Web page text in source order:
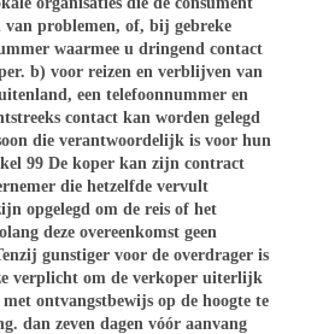
van problemen, of, bij gebreke
waarmee u dringend contact
b) voor reizen en verblijven van
een telefoonnummer en
contact kan worden gelegd
die verantwoordelijk is voor hun
99 De koper kan zijn contract
die hetzelfde vervult
opgelegd om de reis of het
deze overeenkomst geen
gunstiger voor de overdrager is
verplicht om de verkoper uiterlijk
ontvangstbewijs op de hoogte te
dan zeven dagen vóór aanvang